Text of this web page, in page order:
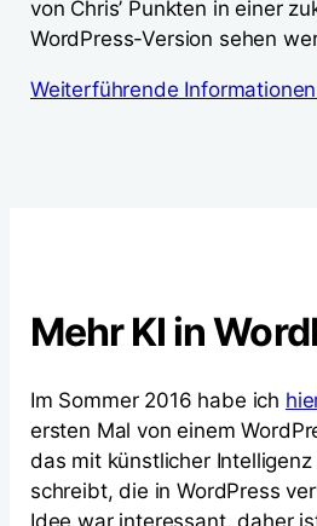
von Chris’ Punkten in einer
WordPress-Version sehen
Weiterführende
Mehr KI in
Im Sommer 2016 habe ich
ersten Mal von einem
das mit künstlicher
schreibt, die in WordPress
Idee war interessant, daher